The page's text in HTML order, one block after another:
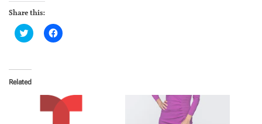
Share this:
C
l
t
o
s
C
l
a
Related